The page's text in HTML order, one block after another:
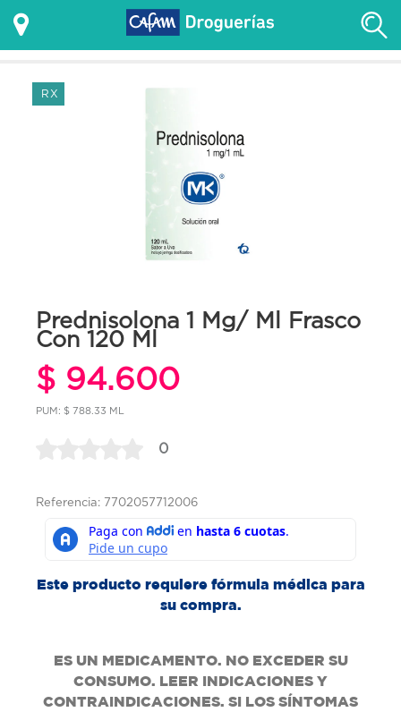
RX
Prednisolona 1 Mg/ Ml Frasco
Con 120 Ml
$ 94.600
PUM: $ 788.33 ML
0
Referencia: 7702057712006
Este producto requiere fórmula médica para
su compra.
ES UN MEDICAMENTO. NO EXCEDER SU
CONSUMO. LEER INDICACIONES Y
CONTRAINDICACIONES. SI LOS SÍNTOMAS